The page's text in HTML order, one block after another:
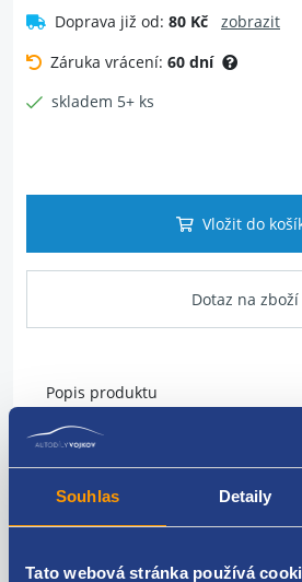
Souhlas Detaily
Tato webová stránka používá
Doprava již od: 80 Kč
zobrazit
Záruka vrácení: 60 dní
skladem 5+ ks
Vložit do
Dotaz na zboží
Popis produktu
ŠKODA original: 1J0614417D